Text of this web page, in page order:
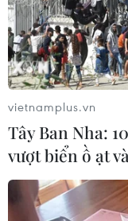
TIN LIÊN
vietnamplus.vn
Tây Ban Nha:
vượt biển ồ ạt